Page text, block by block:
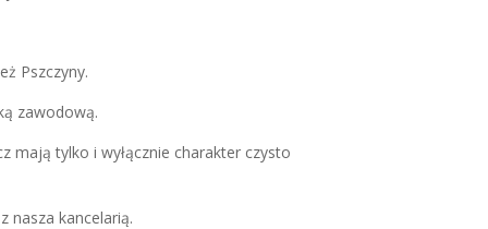
Pszczyny.
zawodową.
mają tylko i wyłącznie charakter czysto
nasza kancelarią.